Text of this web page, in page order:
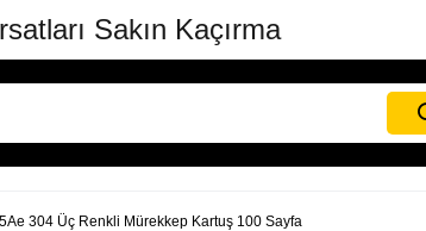
Sakın Kaçırma
304 Üç Renkli Mürekkep Kartuş 100 Sayfa